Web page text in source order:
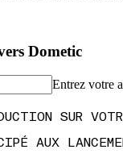
Dometic
Entrez votre
SUR
AUX